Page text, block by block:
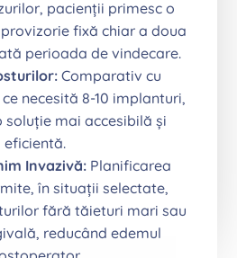
pacienții primesc o
fixă chiar a doua
perioada de vindecare.
Comparativ cu
necesită 8-10 implanturi,
soluție mai accesibilă și
eficientă.
Invazivă: Planificarea
în situații selectate,
fără tăieturi mari sau
reducând edemul